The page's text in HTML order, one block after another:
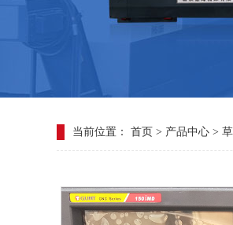
当前位置： 首页 > 产品中心 >